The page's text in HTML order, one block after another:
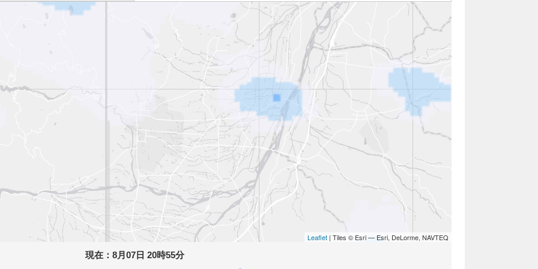
Leaflet | Tiles © Esri — Esri, DeLorme, NAVTEQ
現在： 8月07日 20時55分